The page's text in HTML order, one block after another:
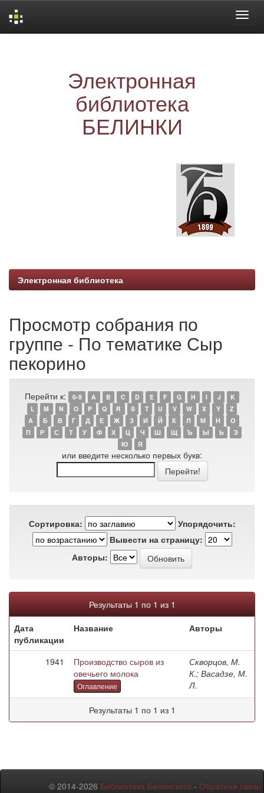
Электронная
библиотека
БЕЛИНКИ
Электронная библиотека
Просмотр собрания по
группе - По тематике Сыр
пекорино
Перейти к: 0-9 A B C D E F G H I J
K
L
M N O P Q R S T U V W X Y
Z
А
Б В Г Д Е Ж З И Й К Л М Н
О
П
Р С Т У Ф Х Ц Ч Ш Щ Ъ Ы Ь
Э
Ю
Я
или введите несколько первых букв:
Сортировка:
Упорядочить:
Вывести на страницу:
Авторы:
Результаты 1 по 1 из 1
Дата
публикации
Название Авторы
1941
Производство сыров из
овечьего молока
Оглавление
Скворцов, М.
К.; Васадзе, М.
Л.
Результаты 1 по 1 из 1
© 2014-2026 Библиотека Белинского - Обратная связь